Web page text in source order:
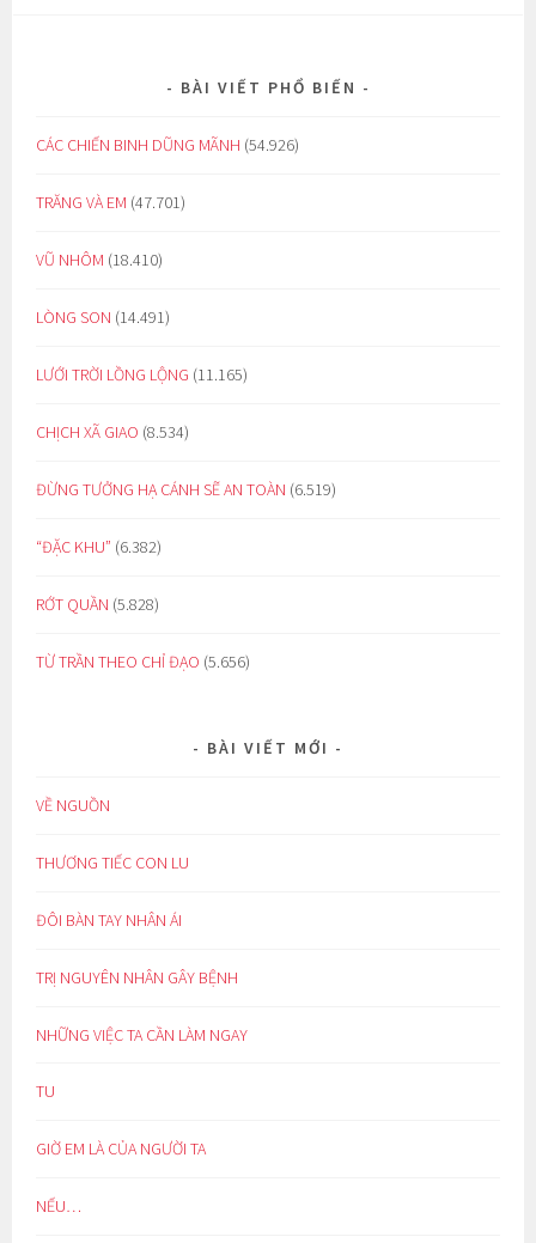
BÀI VIẾT PHỔ BIẾN
CÁC CHIẾN BINH DŨNG MÃNH (54.926)
TRĂNG VÀ EM (47.701)
VŨ NHÔM (18.410)
LÒNG SON (14.491)
LƯỚI TRỜI LỒNG LỘNG (11.165)
CHỊCH XÃ GIAO (8.534)
ĐỪNG TƯỞNG HẠ CÁNH SẼ AN TOÀN (6.519)
“ĐẶC KHU” (6.382)
RỚT QUẦN (5.828)
TỪ TRẦN THEO CHỈ ĐẠO (5.656)
BÀI VIẾT MỚI
VỀ NGUỒN
THƯƠNG TIẾC CON LU
ĐÔI BÀN TAY NHÂN ÁI
TRỊ NGUYÊN NHÂN GÂY BỆNH
NHỮNG VIỆC TA CẦN LÀM NGAY
TU
GIỜ EM LÀ CỦA NGƯỜI TA
NẾU…